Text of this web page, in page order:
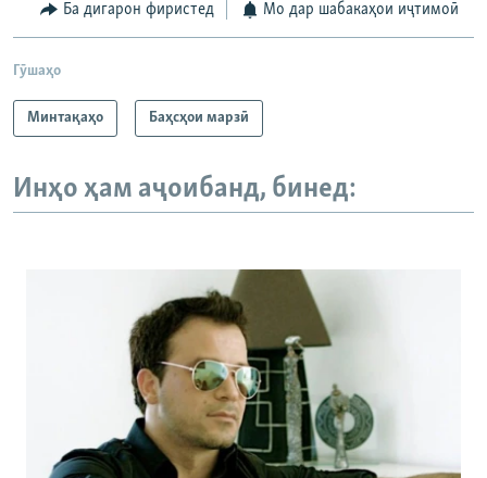
Ба дигарон фиристед Мо дар шабакаҳои иҷтимоӣ
Гӯшаҳо
Минтақаҳо Баҳсҳои марзӣ
Инҳо ҳам аҷоибанд, бинед: